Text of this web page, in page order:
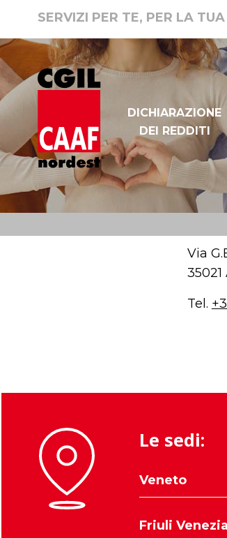
SERVIZI PER TE, PER LA
DICHIARAZIONE
DEI REDDITI
Via
35021
Tel.
Le sedi:
Veneto
Belluno
Friuli